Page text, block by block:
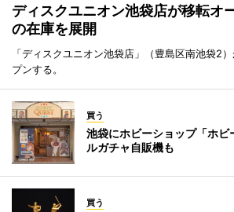
ディスクユニオン池袋店が移転
の在庫を展開
「ディスクユニオン池袋店」（豊島区南池袋2
プンする。
買う
池袋にホビーショップ「ホ
ルガチャ自販機も
買う